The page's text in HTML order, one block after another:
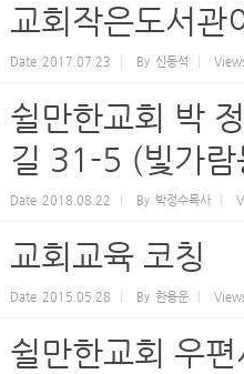
교회작은도서관
Date 2017.07.23 By 신동석
쉴만한교회 박
길 31-5 (빛가
Date 2018.08.22 By 박정수목사
교회교육 코칭
Date 2015.05.28 By 한용운
쉴만한교회 우